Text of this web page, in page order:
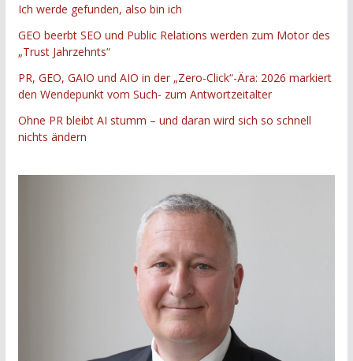
Ich werde gefunden, also bin ich
GEO beerbt SEO und Public Relations werden zum Motor des
„Trust Jahrzehnts“
PR, GEO, GAIO und AIO in der „Zero-Click“-Ära: 2026 markiert
den Wendepunkt vom Such- zum Antwortzeitalter
Ohne PR bleibt AI stumm – und daran wird sich so schnell
nichts ändern